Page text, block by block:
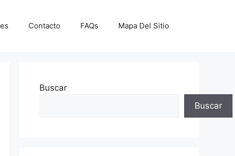
Contacto FAQs Mapa Del Sitio
Buscar
Buscar